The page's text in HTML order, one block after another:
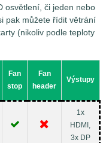
osvětlení, či jeden nebo
pak můžete řídit větrání
(nikoliv podle teploty
Fan
stop
Fan
header
Výstupy
1x
HDMI,
3x DP